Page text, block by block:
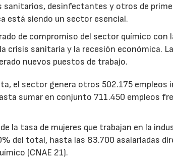
desinfectantes y otros de
está siendo un sector esencial.
de compromiso del sector químico con
crisis sanitaria y la recesión económica.
nuevos puestos de trabajo.
el sector genera otros 502.175 empleos
sumar en conjunto 711.450 empleos
la tasa de mujeres que trabajan en la
del total, hasta las 83.700 asalariadas
(CNAE 21).